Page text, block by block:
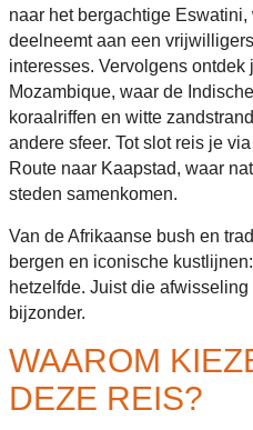
naar het bergachtige
deelneemt aan een
interesses. Vervolgens ontdek
Mozambique, waar de
koraalriffen en witte
andere sfeer. Tot slot reis je
Route naar Kaapstad, waar
steden samenkomen.
Van de Afrikaanse bush en
bergen en iconische
hetzelfde. Juist die
bijzonder.
WAAROM
DEZE REIS?